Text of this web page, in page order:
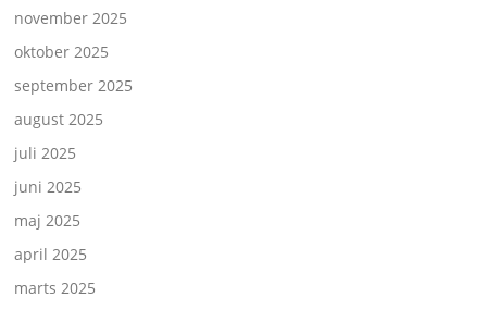
november 2025
oktober 2025
september 2025
august 2025
juli 2025
juni 2025
maj 2025
april 2025
marts 2025